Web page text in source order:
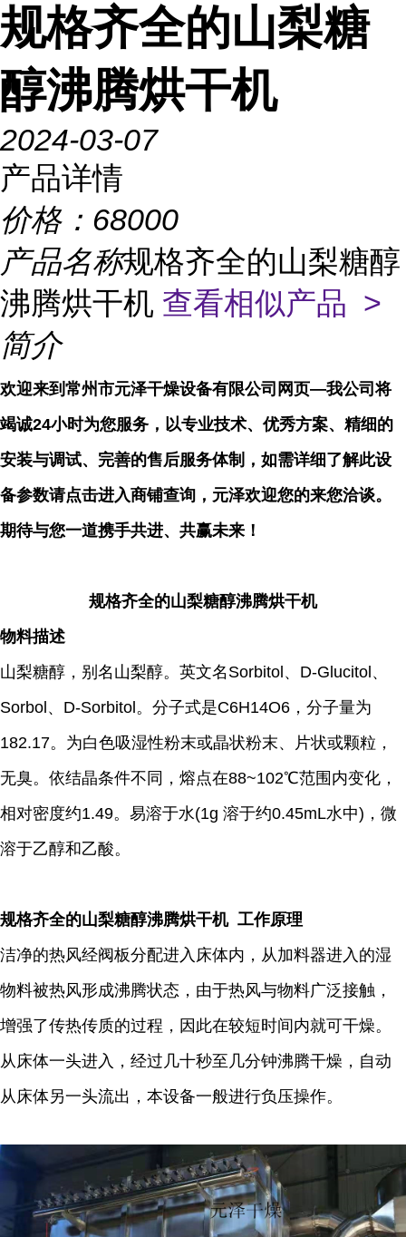
规格齐全的山梨糖
醇沸腾烘干机
2024-03-07
产品详情
价格： 68000
产品名称规格齐全的山梨糖醇
沸腾烘干机 查看相似产品 >
简介
欢迎来到常州市元泽干燥设备有限公司网页—我公司将
竭诚24小时为您服务，以专业技术、优秀方案、精细的
安装与调试、完善的售后服务体制，如需详细了解此设
备参数请点击进入商铺查询，元泽欢迎您的来您洽谈。
期待与您一道携手共进、共赢未来！
规格齐全的山梨糖醇沸腾烘干机
物料描述
山梨糖醇，别名山梨醇。英文名Sorbitol、D-Glucitol、
Sorbol、D-Sorbitol。分子式是C6H14O6，分子量为
182.17。为白色吸湿性粉末或晶状粉末、片状或颗粒，
无臭。依结晶条件不同，熔点在88~102℃范围内变化，
相对密度约1.49。易溶于水(1g 溶于约0.45mL水中)，微
溶于乙醇和乙酸。
规格齐全的山梨糖醇沸腾烘干机 工作原理
洁净的热风经阀板分配进入床体内，从加料器进入的湿
物料被热风形成沸腾状态，由于热风与物料广泛接触，
增强了传热传质的过程，因此在较短时间内就可干燥。
从床体一头进入，经过几十秒至几分钟沸腾干燥，自动
从床体另一头流出，本设备一般进行负压操作。